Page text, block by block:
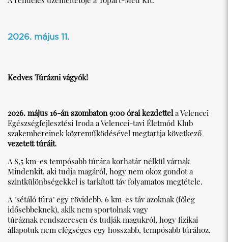
2026. május 11.
Kedves Túrázni vágyók!
2026. május 16-án szombaton 9:00 órai kezdettela Velencei
Egészségfejlesztési Iroda a Velencei-tavi Életmód Klub
szakembereinek közreműködésével megtartja következő
vezetett túráit.
A 8,5 km-es tempósabb túrára korhatár nélkül várnak
Mindenkit, aki tudja magáról, hogy nem okoz gondot a
szintkülönbségekkel is tarkított táv folyamatos megtétele.
A "sétáló túra" egy rövidebb, 6 km-es táv azoknak (főleg
idősebbeknek), akik nem sportolnak vagy
túráznak rendszeresen és tudják magukról, hogy fizikai
állapotuk nem elégséges egy hosszabb, tempósabb túrához.